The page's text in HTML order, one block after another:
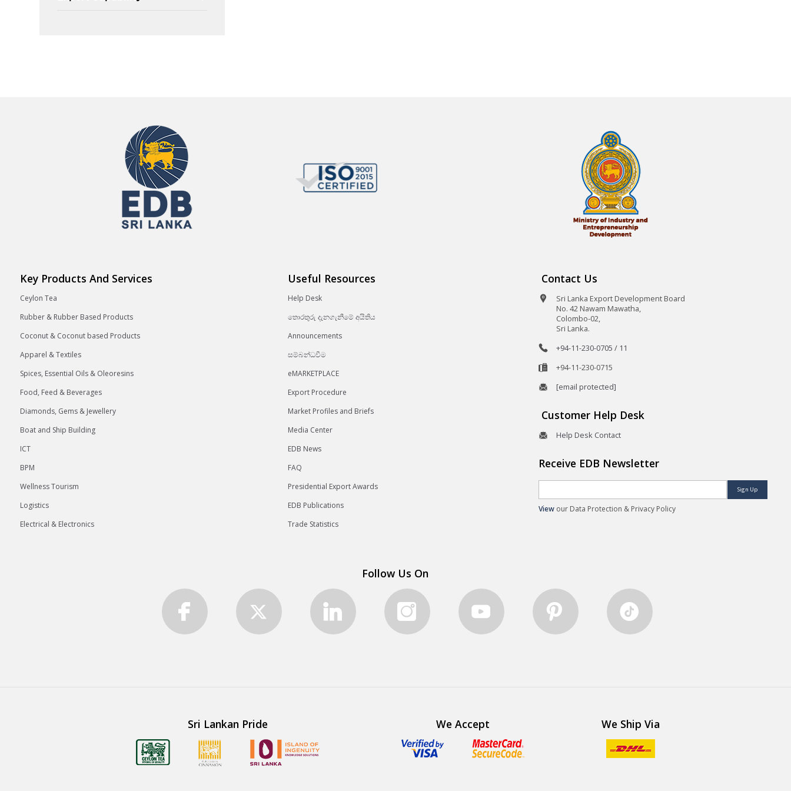
Key Products And Services
Ceylon Tea
Rubber & Rubber Based Products
Coconut & Coconut based Products
Apparel & Textiles
Spices, Essential Oils & Oleoresins
Food, Feed & Beverages
Diamonds, Gems & Jewellery
Boat and Ship Building
ICT
BPM
Wellness Tourism
Logistics
Electrical & Electronics
Useful Resources
Help Desk
තොරතුරු දැනගැනීමේ අයිතිය
Announcements
සම්බන්ධවීම
eMARKETPLACE
Export Procedure
Market Profiles and Briefs
Media Center
EDB News
FAQ
Presidential Export Awards
EDB Publications
Trade Statistics
Contact Us
Sri Lanka Export Development Board
No. 42 Nawam Mawatha,
Colombo-02,
Sri Lanka.
+94-11-230-0705 / 11
+94-11-230-0715
[email protected]
Customer Help Desk
Help Desk Contact
Receive EDB Newsletter
Sign Up
Viewour Data Protection & Privacy Policy
Follow Us On
Sri Lankan Pride We Accept We Ship Via